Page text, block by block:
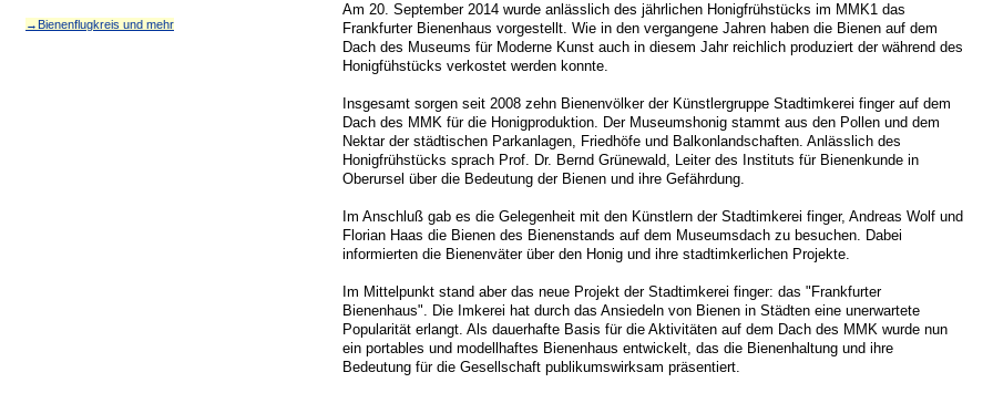
→Bienenflugkreis und mehr
Am 20. September 2014 wurde anlässlich des jährlichen Honigfrühstücks im MMK1 das
Frankfurter Bienenhaus vorgestellt. Wie in den vergangene Jahren haben die Bienen auf dem
Dach des Museums für Moderne Kunst auch in diesem Jahr reichlich produziert der während des
Honigfühstücks verkostet werden konnte.
Insgesamt sorgen seit 2008 zehn Bienenvölker der Künstlergruppe Stadtimkerei finger auf dem
Dach des MMK für die Honigproduktion. Der Museumshonig stammt aus den Pollen und dem
Nektar der städtischen Parkanlagen, Friedhöfe und Balkonlandschaften. Anlässlich des
Honigfrühstücks sprach Prof. Dr. Bernd Grünewald, Leiter des Instituts für Bienenkunde in
Oberursel über die Bedeutung der Bienen und ihre Gefährdung.
Im Anschluß gab es die Gelegenheit mit den Künstlern der Stadtimkerei finger, Andreas Wolf und
Florian Haas die Bienen des Bienenstands auf dem Museumsdach zu besuchen. Dabei
informierten die Bienenväter über den Honig und ihre stadtimkerlichen Projekte.
Im Mittelpunkt stand aber das neue Projekt der Stadtimkerei finger: das "Frankfurter
Bienenhaus". Die Imkerei hat durch das Ansiedeln von Bienen in Städten eine unerwartete
Popularität erlangt. Als dauerhafte Basis für die Aktivitäten auf dem Dach des MMK wurde nun
ein portables und modellhaftes Bienenhaus entwickelt, das die Bienenhaltung und ihre
Bedeutung für die Gesellschaft publikumswirksam präsentiert.